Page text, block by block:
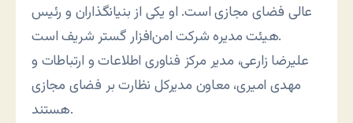
عالی فضای مجازی است. او یکی از بنیانگذاران و رئیس
هیئت مدیره شرکت امن‌افزار گستر شریف است.
علیرضا زارعی، مدیر مرکز فناوری اطلاعات و ارتباطات و
مهدی امیری، معاون مدیرکل نظارت بر فضای مجازی
هستند.